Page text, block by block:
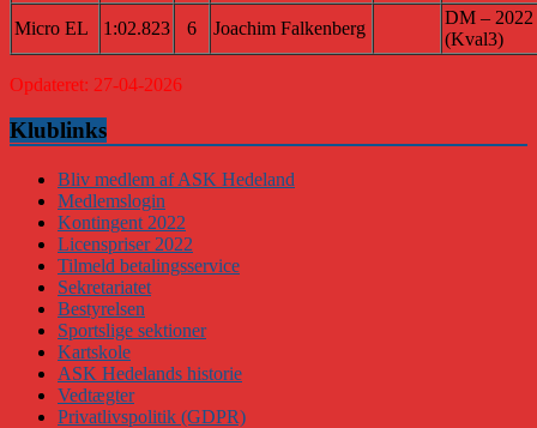
Micro EL
1:02.823 6 Joachim Falkenberg
DM – 2022
(Kval3)
Opdateret: 27-04-2026
Klublinks
Bliv medlem af ASK Hedeland
Medlemslogin
Kontingent 2022
Licenspriser 2022
Tilmeld betalingsservice
Sekretariatet
Bestyrelsen
Sportslige sektioner
Kartskole
ASK Hedelands historie
Vedtægter
Privatlivspolitik (GDPR)